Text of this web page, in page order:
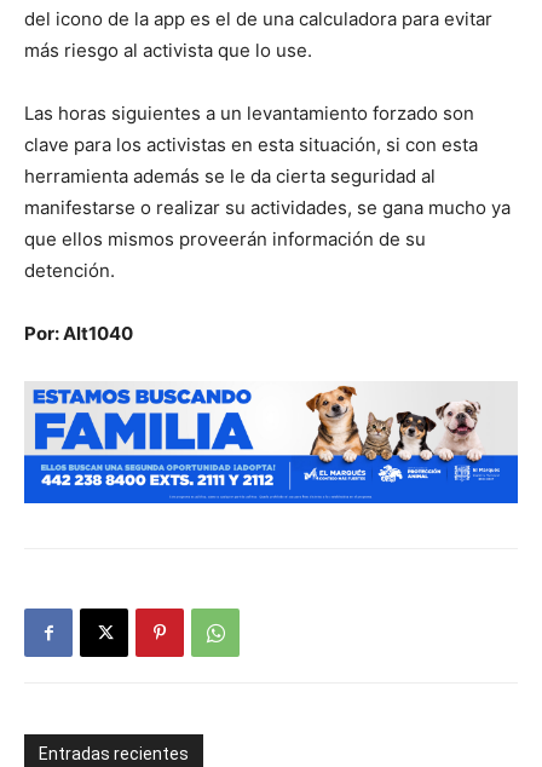
del icono de la app es el de una calculadora para evitar
más riesgo al activista que lo use.
Las horas siguientes a un levantamiento forzado son
clave para los activistas en esta situación, si con esta
herramienta además se le da cierta seguridad al
manifestarse o realizar su actividades, se gana mucho ya
que ellos mismos proveerán información de su
detención.
Por: Alt1040
Entradas recientes